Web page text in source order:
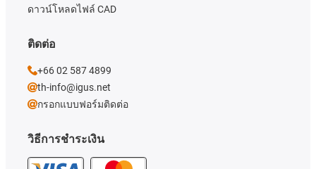
วิธีการชำระเงิน
ดาวน์โหลดไฟล์ CAD
ติดต่อ
+66 02 587 4899
th-info@igus.net
กรอกแบบฟอร์มติดต่อ